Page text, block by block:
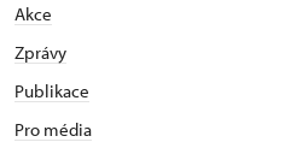
Akce
Zprávy
Publikace
Pro média